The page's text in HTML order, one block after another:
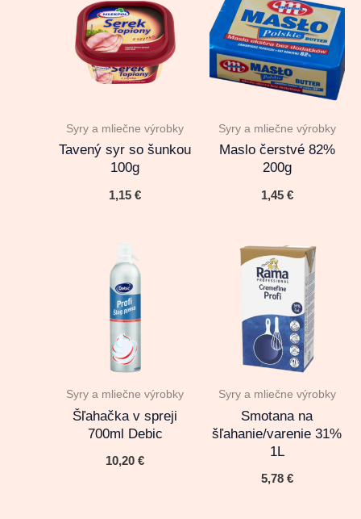
Syry a mliečne výrobky
Tavený syr so šunkou
100g
1,15€
Syry a mliečne výrobky
Maslo čerstvé 82%
200g
1,45 €
Syry a mliečne výrobky
Šľahačka v spreji
700ml Debic
10,20€
Syry a mliečne výrobky
Smotana na
šľahanie/varenie 31%
1L
5,78 €